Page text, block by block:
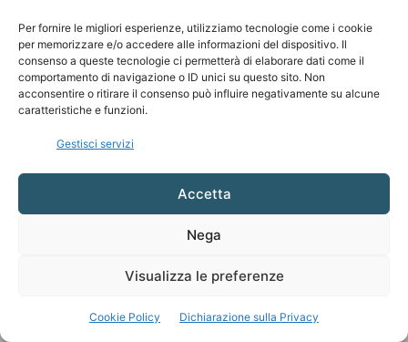
Per fornire le migliori esperienze, utilizziamo tecnologie come i cookie
per memorizzare e/o accedere alle informazioni del dispositivo. Il
consenso a queste tecnologie ci permetterà di elaborare dati come il
comportamento di navigazione o ID unici su questo sito. Non
acconsentire o ritirare il consenso può influire negativamente su alcune
caratteristiche e funzioni.
Gestisci servizi
Accetta
Nega
Visualizza le preferenze
Cookie Policy Dichiarazione sulla Privacy